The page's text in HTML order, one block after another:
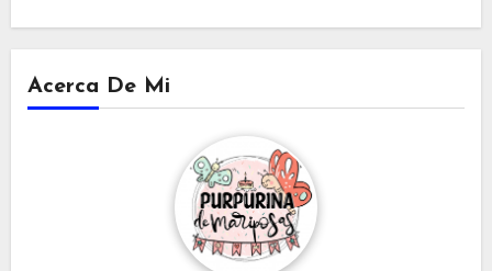
Acerca De Mi